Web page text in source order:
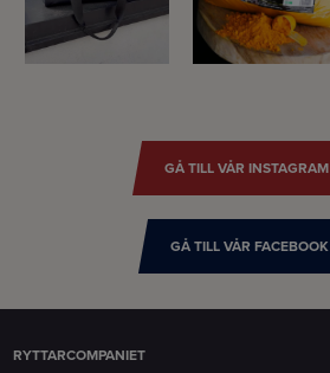
GÅ TILL VÅR INSTAGRAM
GÅ TILL VÅR FACEBOOK
RYTTARCOMPANIET